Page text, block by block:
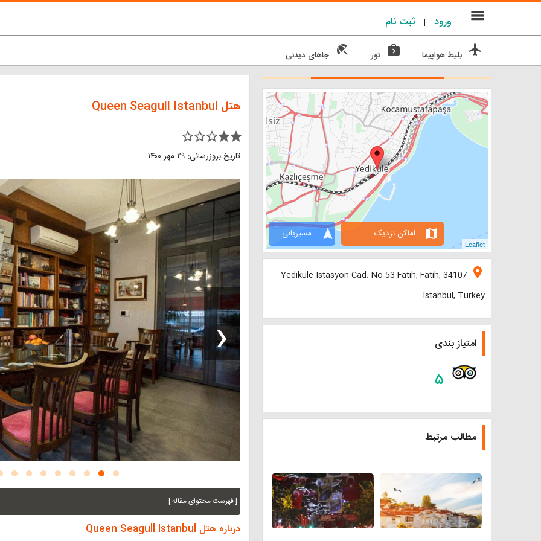
ثبت نام | ورود menu
flight بلیط هواپیما next_week تور beach_access جاهای دیدنی
هتل Queen Seagull Istanbul
star_border star_border star_border star star
تاریخ بروزرسانی: ۲۹ مهر ۱۴۰۰
‹
[ فهرست محتوای مقاله ]
درباره هتل Queen Seagull Istanbul
Leaflet
navigation مسیریابی map اماکن نزدیک
location_on
Yedikule Istasyon Cad. No 53 Fatih, Fatih, 34107
Istanbul, Turkey
امتیاز بندی
۵
مطالب مرتبط